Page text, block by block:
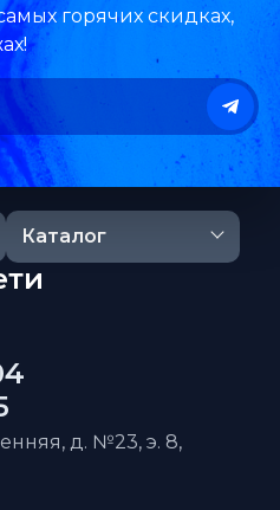
горячих скидках,
Каталог
д. №23, э. 8,